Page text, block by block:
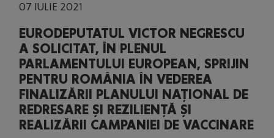
07 IULIE 2021
EURODEPUTATUL VICTOR NEGRESCU
A SOLICITAT, ÎN PLENUL
PARLAMENTULUI EUROPEAN, SPRIJIN
PENTRU ROMÂNIA ÎN VEDEREA
FINALIZĂRII PLANULUI NAȚIONAL DE
REDRESARE ȘI REZILIENȚĂ ȘI
REALIZĂRII CAMPANIEI DE VACCINARE